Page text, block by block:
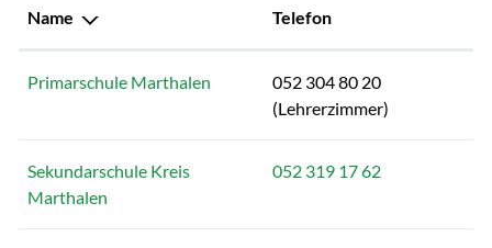
Name Telefon
Primarschule Marthalen
052 304 80 20
(Lehrerzimmer)
Sekundarschule Kreis
Marthalen
052 319 17 62